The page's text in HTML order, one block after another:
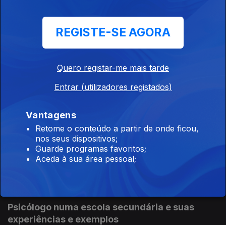
24 jul. 2026
de Messines
Assoc. Centro Recreativo do Casal da Serra -
Castelo Branco
22 jul. 2026
Psicólogo numa escola secundária e suas
experiências e exemplos
REGISTE-SE AGORA
Quero registar-me mais tarde
Entrar (utilizadores registados)
Vantagens
Retome o conteúdo a partir de onde ficou,
nos seus dispositivos;
Guarde programas favoritos;
Aceda à sua área pessoal;